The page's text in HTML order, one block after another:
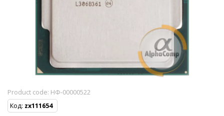
Product code: НФ-00000522
Код: zx111654